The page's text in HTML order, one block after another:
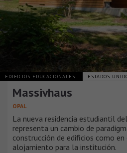
EDIFICIOS EDUCACIONALES ESTADOS
Massivhaus
OPAL
La nueva residencia estudiantil
representa un cambio de
construcción de edificios como
alojamiento para la institución.